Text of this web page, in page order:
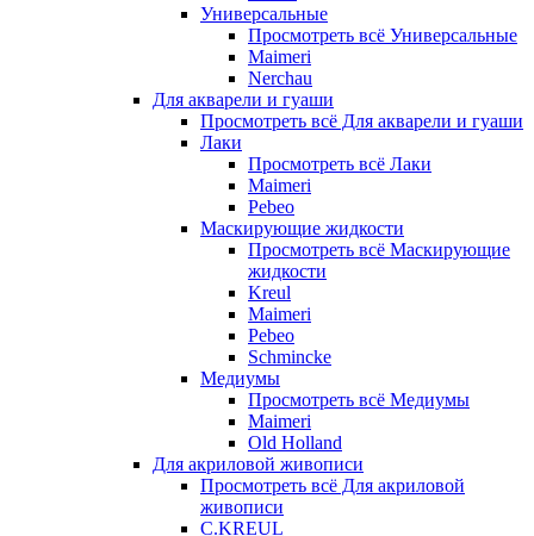
Универсальные
Просмотреть всё Универсальные
Maimeri
Nerchau
Для акварели и гуаши
Просмотреть всё Для акварели и гуаши
Лаки
Просмотреть всё Лаки
Maimeri
Pebeo
Маскирующие жидкости
Просмотреть всё Маскирующие
жидкости
Kreul
Maimeri
Pebeo
Schmincke
Медиумы
Просмотреть всё Медиумы
Maimeri
Old Holland
Для акриловой живописи
Просмотреть всё Для акриловой
живописи
C.KREUL